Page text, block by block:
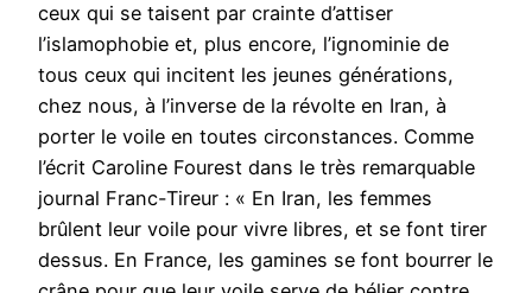
ceux qui se taisent par crainte d’attiser
l’islamophobie et, plus encore, l’ignominie de
tous ceux qui incitent les jeunes générations,
chez nous, à l’inverse de la révolte en Iran, à
porter le voile en toutes circonstances. Comme
l’écrit Caroline Fourest dans le très remarquable
journal Franc-Tireur : « En Iran, les femmes
brûlent leur voile pour vivre libres, et se font tirer
dessus. En France, les gamines se font bourrer le